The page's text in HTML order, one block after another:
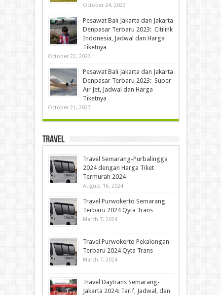
October 24, 2023
Pesawat Bali Jakarta dan Jakarta
Denpasar Terbaru 2023: Citilink
Indonesia, Jadwal dan Harga
Tiketnya
October 22, 2023
Pesawat Bali Jakarta dan Jakarta
Denpasar Terbaru 2023: Super
Air Jet, Jadwal dan Harga
Tiketnya
October 21, 2023
Travel
Travel Semarang-Purbalingga
2024 dengan Harga Tiket
Termurah 2024
August 16, 2024
Travel Purwokerto Semarang
Terbaru 2024 Qyta Trans
March 7, 2024
Travel Purwokerto Pekalongan
Terbaru 2024 Qyta Trans
March 7, 2024
Travel Daytrans Semarang-
Jakarta 2024: Tarif, Jadwal, dan